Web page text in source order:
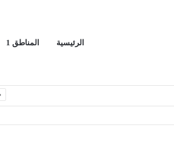
الرئيسية المناطق 1